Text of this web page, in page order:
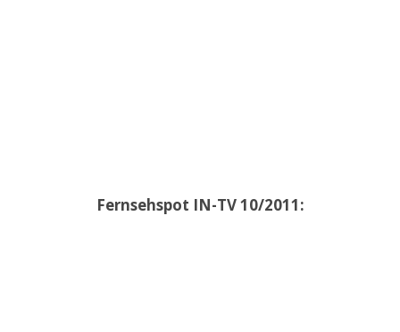
Fernsehspot IN-TV 10/2011: